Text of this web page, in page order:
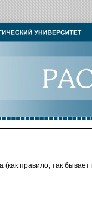
(как правило, так